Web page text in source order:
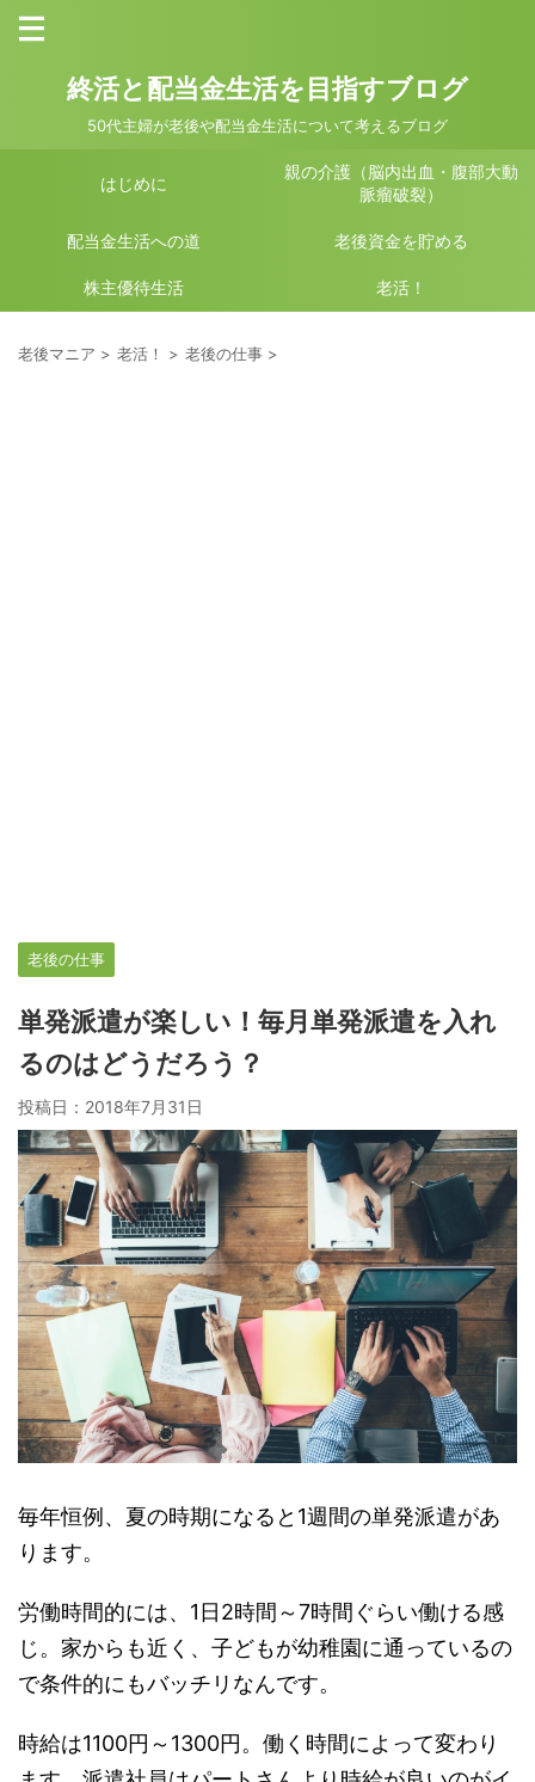
終活と配当金生活を目指すブログ
50代主婦が老後や配当金生活について考えるブログ
はじめに
親の介護（脳内出血・腹部大動
脈瘤破裂）
配当金生活への道 老後資金を貯める
株主優待生活 老活！
老後マニア > 老活！ > 老後の仕事 >
老後の仕事
単発派遣が楽しい！毎月単発派遣を入れ
るのはどうだろう？
投稿日： 2018年7月31日
毎年恒例、夏の時期になると1週間の単発派遣があ
ります。
労働時間的には、1日2時間～7時間ぐらい働ける感
じ。家からも近く、子どもが幼稚園に通っているの
で条件的にもバッチリなんです。
時給は1100円～1300円。働く時間によって変わり